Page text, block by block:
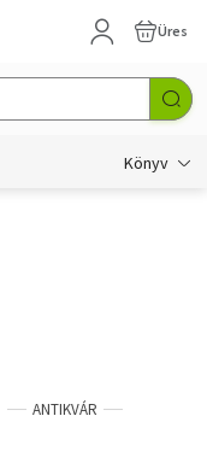
Üres
Könyv
ANTIKVÁR